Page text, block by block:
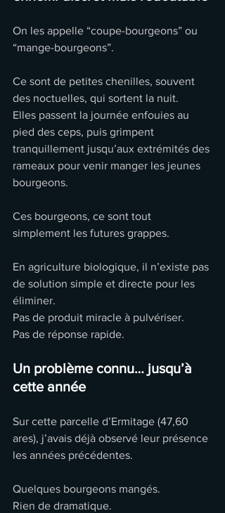
On les appelle “coupe-bourgeons” ou
“mange-bourgeons”.
Ce sont de petites chenilles, souvent
des noctuelles, qui sortent la nuit.
Elles passent la journée enfouies au
pied des ceps, puis grimpent
tranquillement jusqu’aux extrémités des
rameaux pour venir manger les jeunes
bourgeons.
Ces bourgeons, ce sont tout
simplement les futures grappes.
En agriculture biologique, il n’existe pas
de solution simple et directe pour les
éliminer.
Pas de produit miracle à pulvériser.
Pas de réponse rapide.
Un problème connu… jusqu’à
cette année
Sur cette parcelle d’Ermitage (47,60
ares), j’avais déjà observé leur présence
les années précédentes.
Quelques bourgeons mangés.
Rien de dramatique.